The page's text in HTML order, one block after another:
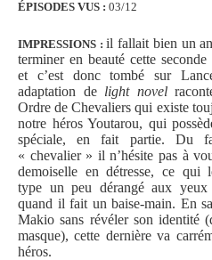
ÉPISODES VUS : 03/12
IMPRESSIONS :il fallait bien un
terminer en beauté cette seconde
et c’est donc tombé sur
adaptation de light novel
Ordre de Chevaliers qui existe
notre héros Youtarou, qui
spéciale, en fait partie. Du
« chevalier » il n’hésite pas à
demoiselle en détresse, ce qui
type un peu dérangé aux
quand il fait un baise-main. En
Makio sans révéler son identité
masque), cette dernière va
héros.